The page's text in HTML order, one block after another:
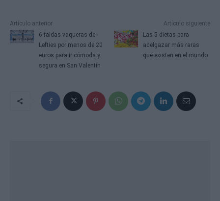
Artículo anterior
6 faldas vaqueras de
Lefties por menos de 20
euros para ir cómoda y
segura en San Valentín
Artículo siguiente
Las 5 dietas para
adelgazar más raras
que existen en el mundo